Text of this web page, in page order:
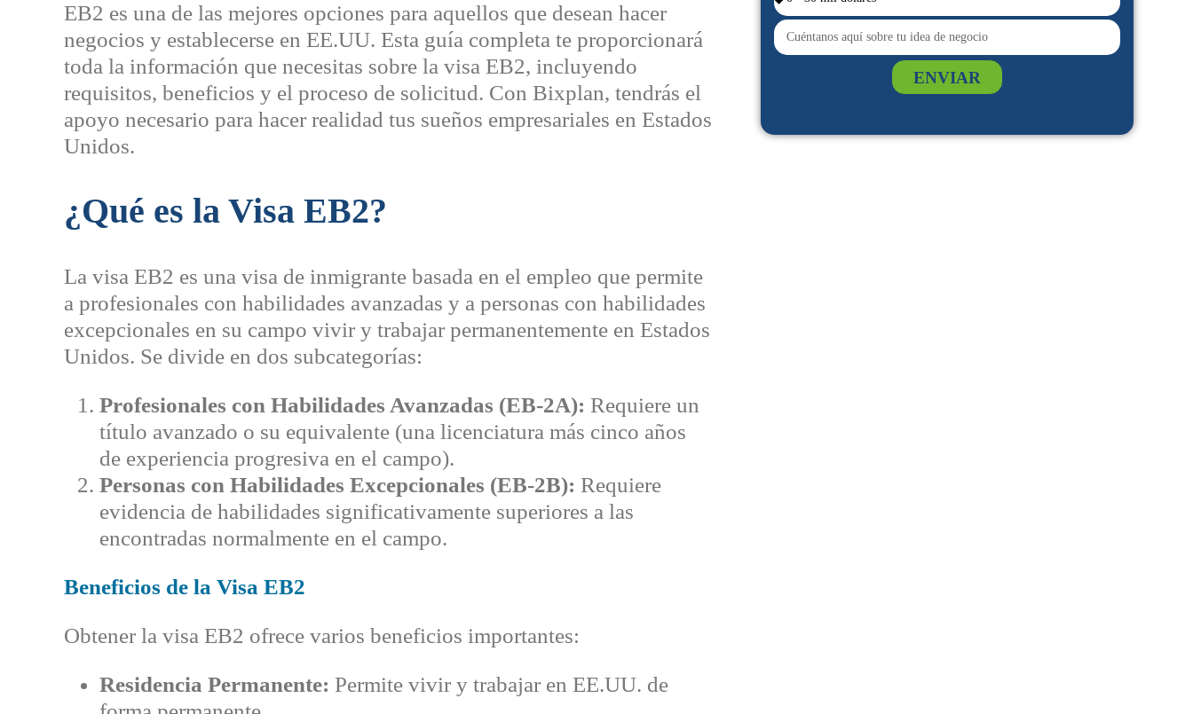
EB2 es una de las mejores opciones para aquellos que desean hacer
negocios y establecerse en EE.UU. Esta guía completa te proporcionará
toda la información que necesitas sobre la visa EB2, incluyendo
requisitos, beneficios y el proceso de solicitud. Con Bixplan, tendrás el
apoyo necesario para hacer realidad tus sueños empresariales en Estados
Unidos.
¿Qué es la Visa EB2?
La visa EB2 es una visa de inmigrante basada en el empleo que permite
a profesionales con habilidades avanzadas y a personas con habilidades
excepcionales en su campo vivir y trabajar permanentemente en Estados
Unidos. Se divide en dos subcategorías:
Profesionales con Habilidades Avanzadas (EB-2A): Requiere un
título avanzado o su equivalente (una licenciatura más cinco años
de experiencia progresiva en el campo).
Personas con Habilidades Excepcionales (EB-2B): Requiere
evidencia de habilidades significativamente superiores a las
encontradas normalmente en el campo.
Beneficios de la Visa EB2
Obtener la visa EB2 ofrece varios beneficios importantes:
Residencia Permanente: Permite vivir y trabajar en EE.UU. de
ENVIAR